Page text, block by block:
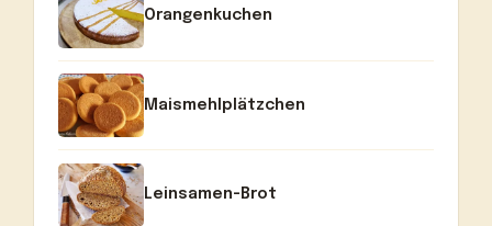
Orangenkuchen
Maismehlplätzchen
Leinsamen-Brot